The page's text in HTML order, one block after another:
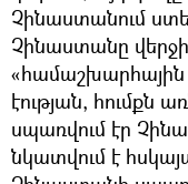
Չինաստանում
Չինաստանը
էության, հումքն
սպառվում էր
նկատվում է